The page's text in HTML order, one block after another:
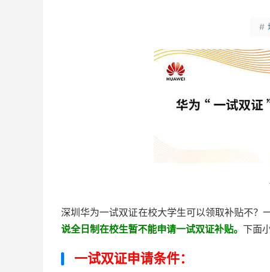
#
深圳华为一试双证在校大学生可以领取补贴不？
说全日制在校生暂不能申请一试双证补贴。 下面
一试双证申请条件：